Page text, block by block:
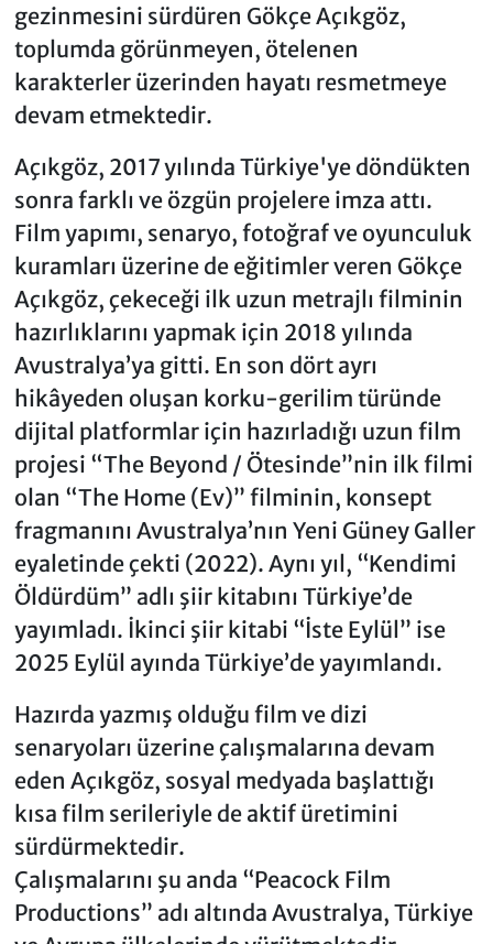
gezinmesini sürdüren Gökçe Açıkgöz,
toplumda görünmeyen, ötelenen
karakterler üzerinden hayatı resmetmeye
devam etmektedir.
Açıkgöz, 2017 yılında Türkiye'ye döndükten
sonra farklı ve özgün projelere imza attı.
Film yapımı, senaryo, fotoğraf ve oyunculuk
kuramları üzerine de eğitimler veren Gökçe
Açıkgöz, çekeceği ilk uzun metrajlı filminin
hazırlıklarını yapmak için 2018 yılında
Avustralya’ya gitti. En son dört ayrı
hikâyeden oluşan korku-gerilim türünde
dijital platformlar için hazırladığı uzun film
projesi “The Beyond / Ötesinde”nin ilk filmi
olan “The Home (Ev)” filminin, konsept
fragmanını Avustralya’nın Yeni Güney Galler
eyaletinde çekti (2022). Aynı yıl, “Kendimi
Öldürdüm” adlı şiir kitabını Türkiye’de
yayımladı. İkinci şiir kitabi “İste Eylül” ise
2025 Eylül ayında Türkiye’de yayımlandı.
Hazırda yazmış olduğu film ve dizi
senaryoları üzerine çalışmalarına devam
eden Açıkgöz, sosyal medyada başlattığı
kısa film serileriyle de aktif üretimini
sürdürmektedir.
Çalışmalarını şu anda “Peacock Film
Productions” adı altında Avustralya, Türkiye